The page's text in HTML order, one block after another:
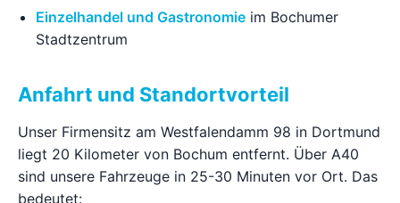
Einzelhandel und Gastronomie im Bochumer
Stadtzentrum
Anfahrt und Standortvorteil
Unser Firmensitz am Westfalendamm 98 in Dortmund
liegt 20 Kilometer von Bochum entfernt. Über A40
sind unsere Fahrzeuge in 25-30 Minuten vor Ort. Das
bedeutet: